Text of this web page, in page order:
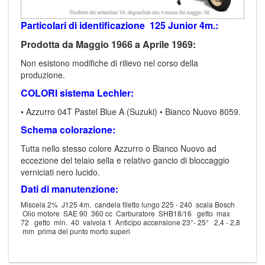
Particolari di identificazione 125 Junior 4m.:
Prodotta da Maggio 1966 a Aprile 1969:
Non esistono modifiche di rilievo nel corso della
produzione.
COLORI sistema Lechler:
• Azzurro 04T Pastel Blue A (Suzuki) • Bianco Nuovo 8059.
Schema colorazione:
Tutta nello stesso colore Azzurro o Bianco Nuovo ad
eccezione del telaio sella e relativo gancio di bloccaggio
verniciati nero lucido.
Dati di manutenzione:
Miscela 2% J125 4m. candela filetto lungo 225 - 240 scala Bosch
Olio motore SAE 90 360 cc Carburatore SHB18/16 getto max
72 getto min. 40 valvola 1 Anticipo accensione 23°- 25° 2,4 - 2,8
mm prima del punto morto superi